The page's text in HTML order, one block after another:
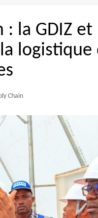
la GDIZ et
logistique
Chain